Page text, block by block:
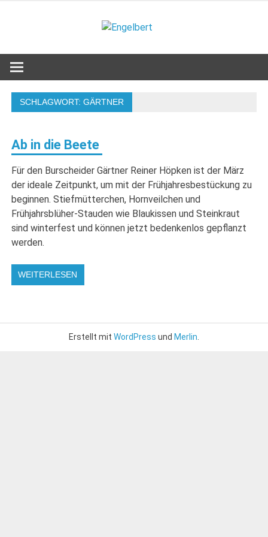
SCHLAGWORT:GÄRTNER
Ab in die Beete
Für den Burscheider Gärtner Reiner Höpken ist der März
der ideale Zeitpunkt, um mit der Frühjahresbestückung zu
beginnen. Stiefmütterchen, Hornveilchen und
Frühjahrsblüher-Stauden wie Blaukissen und Steinkraut
sind winterfest und können jetzt bedenkenlos gepflanzt
werden.
WEITERLESEN
Erstellt mit WordPress und Merlin